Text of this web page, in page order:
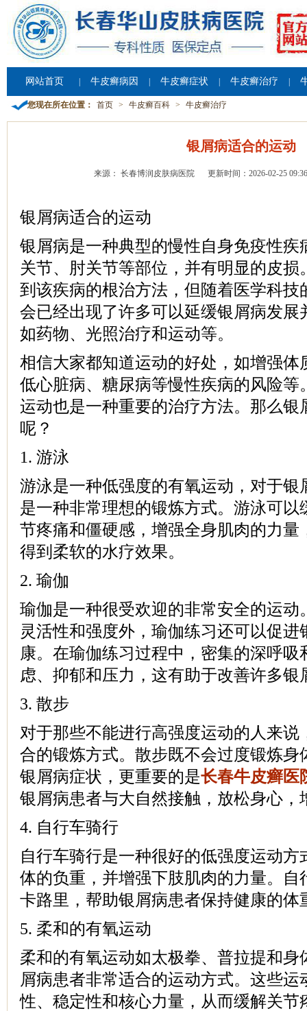
网站首页 牛皮癣病因 牛皮癣症状 牛皮癣治疗
您现在所在位置： 首页 > 牛皮癣百科 > 牛皮癣治疗
银屑病适合的运动
来源： 长春博润皮肤病医院 更新时间：2026-02-25
银屑病适合的运动
银屑病是一种典型的慢性自身免疫性疾
关节、肘关节等部位，并有明显的皮损
到该疾病的根治方法，但随着医学科技
会已经出现了许多可以延缓银屑病发展
如药物、光照治疗和运动等。
相信大家都知道运动的好处，如增强体
低心脏病、糖尿病等慢性疾病的风险等
运动也是一种重要的治疗方法。那么银
呢？
1. 游泳
游泳是一种低强度的有氧运动，对于银
是一种非常理想的锻炼方式。游泳可以
节疼痛和僵硬感，增强全身肌肉的力量
得到柔软的水疗效果。
2. 瑜伽
瑜伽是一种很受欢迎的非常安全的运动
灵活性和强度外，瑜伽练习还可以促进
康。在瑜伽练习过程中，密集的深呼吸
虑、抑郁和压力，这有助于改善许多银
3. 散步
对于那些不能进行高强度运动的人来说
合的锻炼方式。散步既不会过度锻炼身
银屑病症状，更重要的是长春牛皮癣医
银屑病患者与大自然接触，放松身心，
4. 自行车骑行
自行车骑行是一种很好的低强度运动方
体的负重，并增强下肢肌肉的力量。自
卡路里，帮助银屑病患者保持健康的体
5. 柔和的有氧运动
柔和的有氧运动如太极拳、普拉提和身
屑病患者非常适合的运动方式。这些运
性、稳定性和核心力量，从而缓解关节